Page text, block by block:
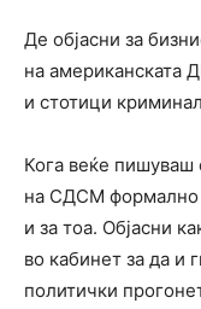
Де објасни за
на американската
и стотици
Кога веќе
на СДСМ формално
и за тоа. Објасни
во кабинет за да и
политички